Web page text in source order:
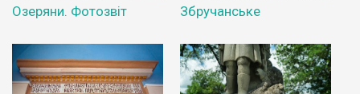
Озеряни. Фотозвіт Збручанське